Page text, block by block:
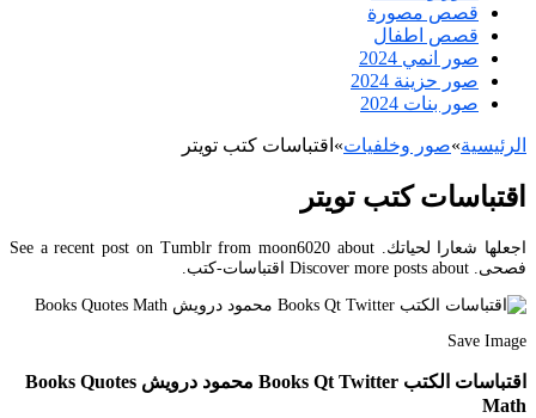
قصص مصورة
قصص اطفال
صور انمي 2024
صور حزينة 2024
صور بنات 2024
الرئيسية»صور وخلفيات» اقتباسات كتب تويتر
اقتباسات كتب تويتر
اجعلها شعارا لحياتك. See a recent post on Tumblr from moon6020 about
فصحى. Discover more posts about اقتباسات-كتب.
Save Image
اقتباسات الكتب Books Qt Twitter محمود درويش Books Quotes
Math